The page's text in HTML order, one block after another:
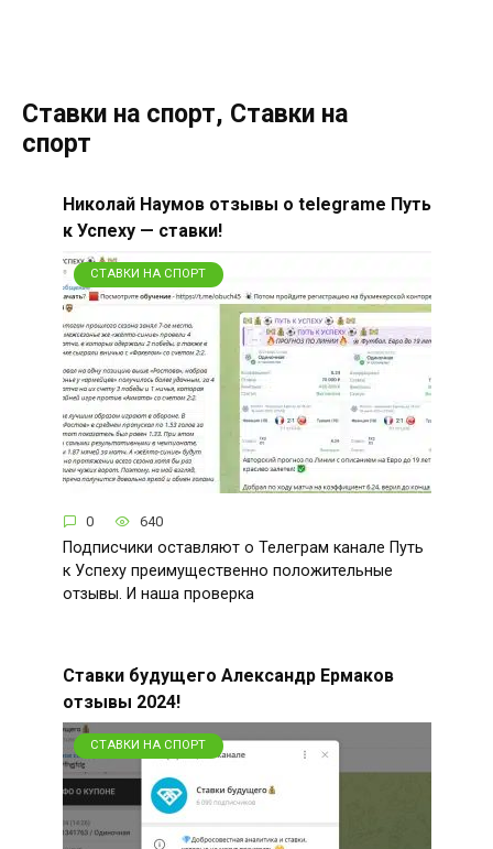
Ставки на спорт, Ставки на
спорт
Николай Наумов отзывы о telegrame Путь
к Успеху — ставки!
СТАВКИ НА СПОРТ
0 640
Подписчики оставляют о Телеграм канале Путь
к Успеху преимущественно положительные
отзывы. И наша проверка
Ставки будущего Александр Ермаков
отзывы 2024!
СТАВКИ НА СПОРТ